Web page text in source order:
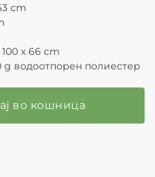
cm
x 66 cm
водоотпорен полиестер
во кошница